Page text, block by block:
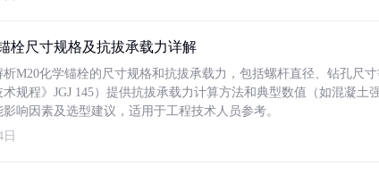
栓尺寸规格及抗拔承载力详解
析M20化学锚栓的尺寸规格和抗拔承载力，包括螺杆直径、钻孔尺
规程》JGJ 145）提供抗拔承载力计算方法和典型数值（如混凝土
响因素及选型建议，适用于工程技术人员参考。